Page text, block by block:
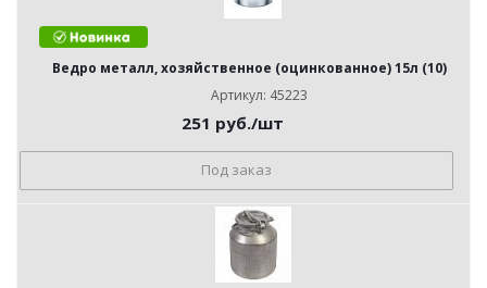
Ведро металл, хозяйственное (оцинкованное) 15л (10)
Артикул: 45223
251 руб./шт
Под заказ